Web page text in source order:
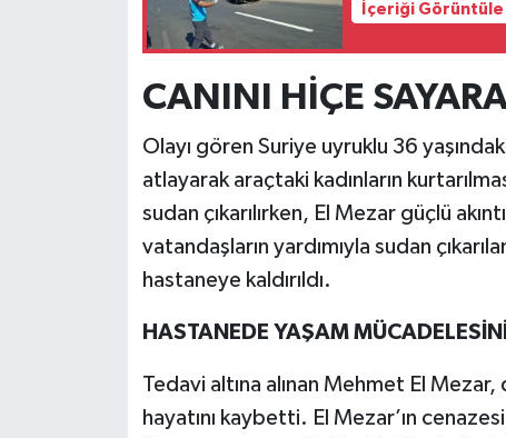
İçeriği Görüntüle
CANINI HİÇE
Olayı gören Suriye uyruklu 36
atlayarak araçtaki kadınların
sudan çıkarılırken, El Mezar güçlü
vatandaşların yardımıyla sudan
hastaneye kaldırıldı.
HASTANEDE YAŞAM
Tedavi altına alınan Mehmet El
hayatını kaybetti. El Mezar’ın